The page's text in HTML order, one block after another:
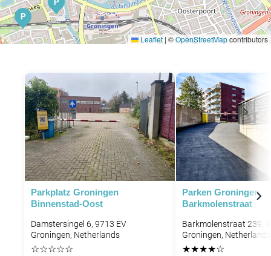
P
P
P
Leaflet | ©OpenStreetMapcontributors
Parkplatz Groningen
Binnenstad-Oost
Damstersingel 6, 9713 EV
Groningen, Netherlands
☆☆☆☆☆
Parken Groningen
Barkmolenstraat
Barkmolenstraat 239,
Groningen, Netherlands
★★★★☆